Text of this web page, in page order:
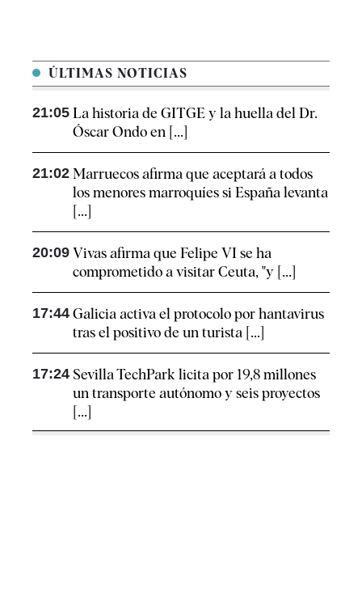
ÚLTIMAS NOTICIAS
21:05 La historia de GITGE y la huella del Dr.
Óscar Ondo en [...]
21:02 Marruecos afirma que aceptará a todos
los menores marroquíes si España levanta
[...]
20:09 Vivas afirma que Felipe VI se ha
comprometido a visitar Ceuta, "y [...]
17:44 Galicia activa el protocolo por hantavirus
tras el positivo de un turista [...]
17:24 Sevilla TechPark licita por 19,8 millones
un transporte autónomo y seis proyectos
[...]